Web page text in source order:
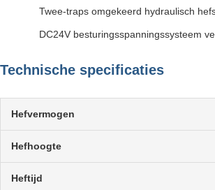
Twee-traps omgekeerd hydraulisch
DC24V besturingsspanningssysteem
Technische specificaties
Hefvermogen
Hefhoogte
Heftijd